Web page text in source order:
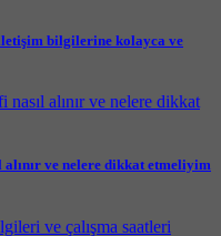
bilgilerine kolayca ve
ve nelere dikkat etmeliyim